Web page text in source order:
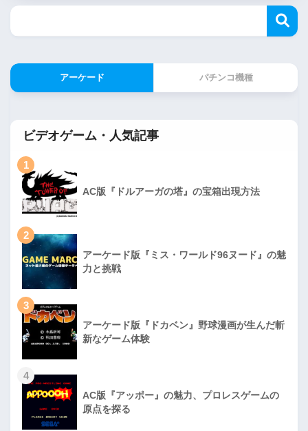
アーケード パチンコ機種
ビデオゲーム・人気記事
1
AC版『ドルアーガの塔』の宝箱出現方法
2
アーケード版『ミス・ワールド96ヌード』の魅
力と挑戦
3
アーケード版『ドカベン』野球漫画が生んだ斬
新なゲーム体験
4
AC版『アッポー』の魅力、プロレスゲームの
原点を探る